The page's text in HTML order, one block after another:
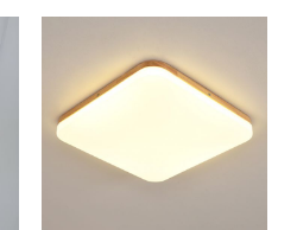
- Blanco Cuadro 110 A 120